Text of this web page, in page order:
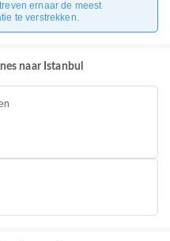
ernaar de meest
te verstrekken.
naar Istanbul